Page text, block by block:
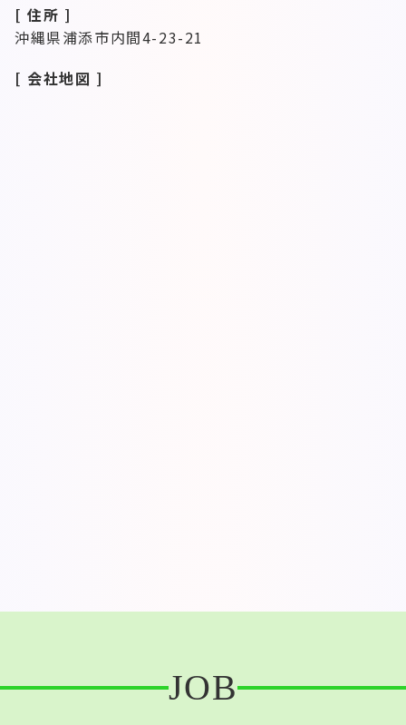
[ 住所 ]
沖縄県浦添市内間4-23-21
[ 会社地図 ]
JOB